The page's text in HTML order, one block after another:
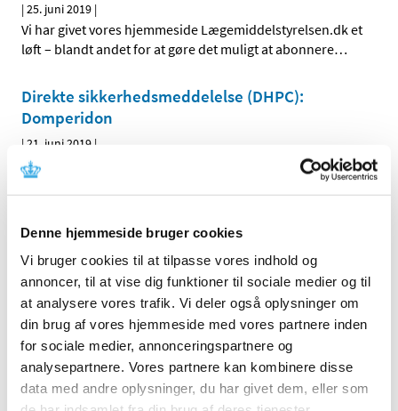
Denne hjemmeside bruger cookies
Vi bruger cookies til at tilpasse vores indhold og
annoncer, til at vise dig funktioner til sociale medier og til
at analysere vores trafik. Vi deler også oplysninger om
din brug af vores hjemmeside med vores partnere inden
for sociale medier, annonceringspartnere og
analysepartnere. Vores partnere kan kombinere disse
data med andre oplysninger, du har givet dem, eller som
|25. juni 2019 |
Vi har givet vores hjemmeside Lægemiddelstyrelsen.dk et
løft – blandt andet for at gøre det muligt at abonnere…
Direkte sikkerhedsmeddelelse (DHPC):
Domperidon
|21. juni 2019 |
Domperidon (Motilium® og Domperidon “Alternova”):
Fjernelse af doseringsoplysninger for pædiatriske …
Flutiform K-haler får generelt klausuleret
tilskud
|7. juni 2019 |
Flutiform K-haler, inhalationsspray (suspension med
indhold af fluticason og formoterol i styrkerne 50+5…
To bidrag til revurdering af tilskudsstatus for
medicin mod knogleskørhed